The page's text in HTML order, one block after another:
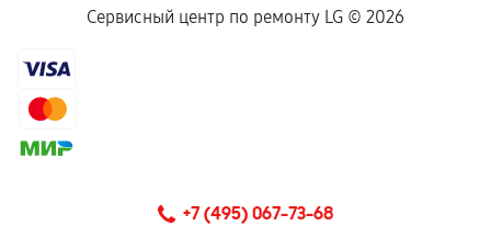
Сервисный центр по ремонту LG © 2026
+7 (495) 067-73-68